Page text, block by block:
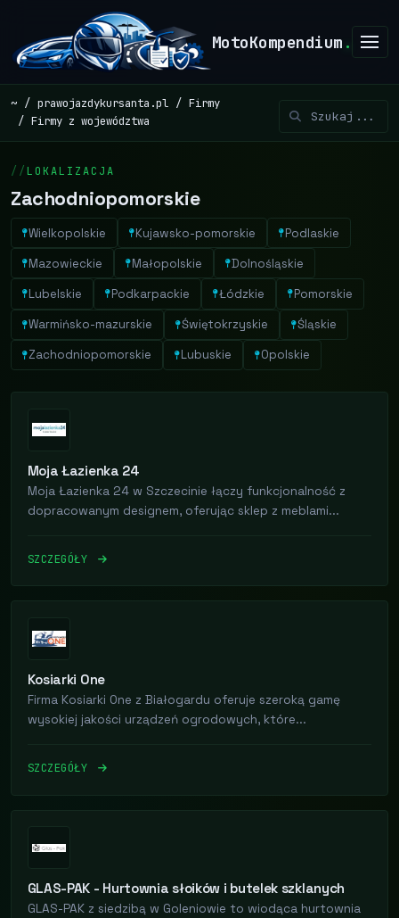
MotoKompendium .
~ prawojazdykursanta.pl
Firmy
Firmy z województwa
LOKALIZACJA
Zachodniopomorskie
Wielkopolskie Kujawsko-pomorskie Podlaskie
Mazowieckie Małopolskie Dolnośląskie
Lubelskie Podkarpackie Łódzkie Pomorskie
Warmińsko-mazurskie Świętokrzyskie Śląskie
Zachodniopomorskie Lubuskie Opolskie
Moja Łazienka 24
Moja Łazienka 24 w Szczecinie łączy funkcjonalność z
dopracowanym designem, oferując sklep z meblami...
SZCZEGÓŁY
Kosiarki One
Firma Kosiarki One z Białogardu oferuje szeroką gamę
wysokiej jakości urządzeń ogrodowych, które...
SZCZEGÓŁY
GLAS-PAK - Hurtownia słoików i butelek szklanych
GLAS-PAK z siedzibą w Goleniowie to wiodąca hurtownia